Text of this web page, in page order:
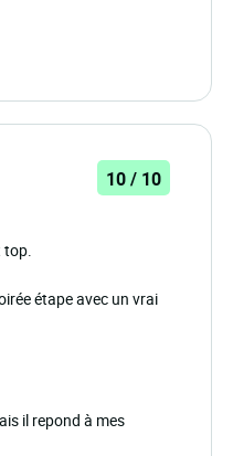
10 / 10
top.
étape avec un vrai
il repond à mes